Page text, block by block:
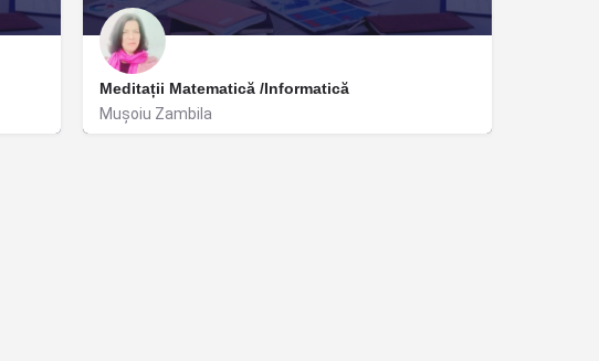
Meditații Matematică /Informatică
Muşoiu Zambila